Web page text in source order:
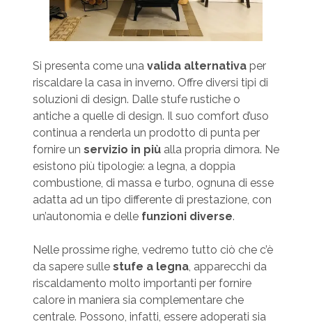
Si presenta come una valida alternativaper
riscaldare la casa in inverno. Offre diversi tipi di
soluzioni di design. Dalle stufe rustiche o
antiche a quelle di design. Il suo comfort d’uso
continua a renderla un prodotto di punta per
fornire un servizio in piùalla propria dimora. Ne
esistono più tipologie: a legna, a doppia
combustione, di massa e turbo, ognuna di esse
adatta ad un tipo differente di prestazione, con
un’autonomia e delle funzioni diverse.
Nelle prossime righe, vedremo tutto ciò che c’è
da sapere sulle stufe a legna, apparecchi da
riscaldamento molto importanti per fornire
calore in maniera sia complementare che
centrale. Possono, infatti, essere adoperati sia